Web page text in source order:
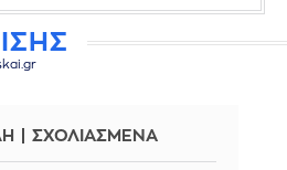
ΣΧΟΛΙΑΣΜΕΝΑ